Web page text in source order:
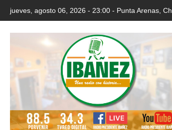
jueves, agosto 06, 2026 - 23:00 - Punta Arenas,